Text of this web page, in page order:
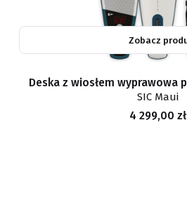
Zobacz
Deska z wiosłem wyprawowa
SIC Maui
Cena
4 299,00 zł